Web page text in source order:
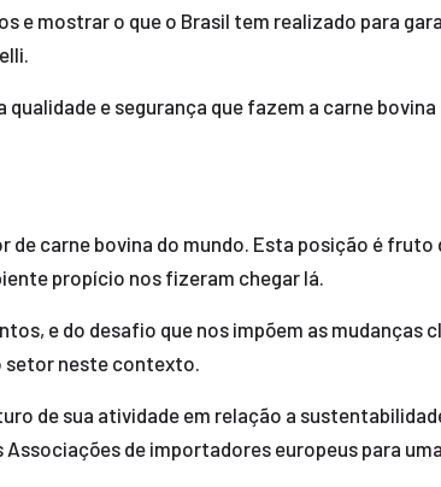
e mostrar o que o Brasil tem realizado para
e segurança que fazem a carne
carne bovina do mundo. Esta posição é
propício nos fizeram chegar lá.
e do desafio que nos impõem as mudanças
setor neste contexto.
de sua atividade em relação a
de importadores europeus para